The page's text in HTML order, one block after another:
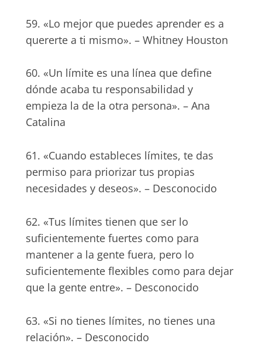
59. «Lo mejor que puedes aprender es a
quererte a ti mismo». – Whitney Houston
60. «Un límite es una línea que define
dónde acaba tu responsabilidad y
empieza la de la otra persona». – Ana
Catalina
61. «Cuando estableces límites, te das
permiso para priorizar tus propias
necesidades y deseos». – Desconocido
62. «Tus límites tienen que ser lo
suficientemente fuertes como para
mantener a la gente fuera, pero lo
suficientemente flexibles como para dejar
que la gente entre». – Desconocido
63. «Si no tienes límites, no tienes una
relación». – Desconocido